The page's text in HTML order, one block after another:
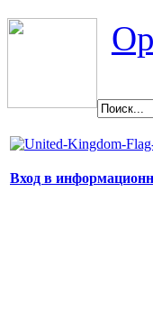
Вход в